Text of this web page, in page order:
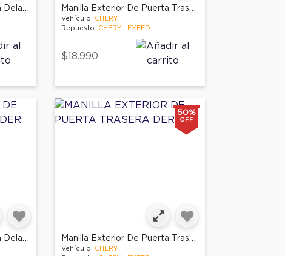
Manilla Exterior De Puerta Delantera Izq Manilla Exterior De Puerta Trasera Izq
Vehículo: CHERY
Repuesto: CHERY - EXEED
$18.990
Manilla Exterior De Puerta Delantera Der
50%
OFF
Manilla Exterior De Puerta Trasera Der
Vehículo: CHERY